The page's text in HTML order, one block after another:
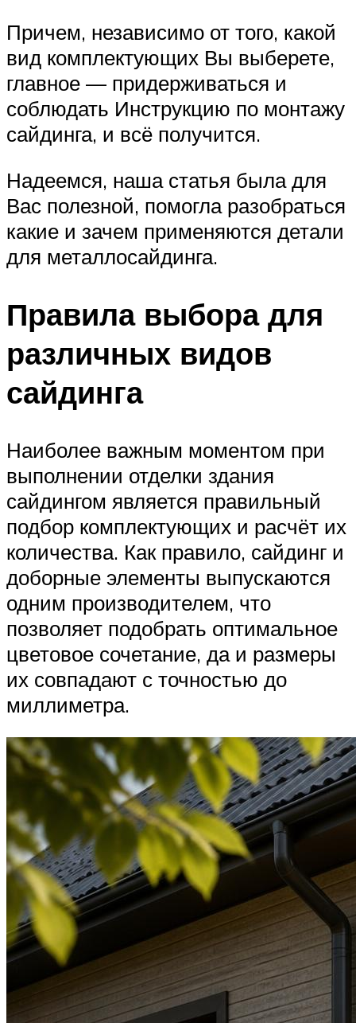
Причем, независимо от того, какой
вид комплектующих Вы выберете,
главное — придерживаться и
соблюдать Инструкцию по монтажу
сайдинга, и всё получится.
Надеемся, наша статья была для
Вас полезной, помогла разобраться
какие и зачем применяются детали
для металлосайдинга.
Правила выбора для
различных видов
сайдинга
Наиболее важным моментом при
выполнении отделки здания
сайдингом является правильный
подбор комплектующих и расчёт их
количества. Как правило, сайдинг и
доборные элементы выпускаются
одним производителем, что
позволяет подобрать оптимальное
цветовое сочетание, да и размеры
их совпадают с точностью до
миллиметра.